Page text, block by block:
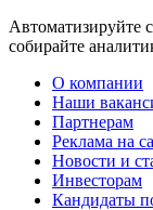
Автоматизируйте
собирайте
О компании
Наши
Партнерам
Реклама на
Новости и
Инвесторам
Кандидаты